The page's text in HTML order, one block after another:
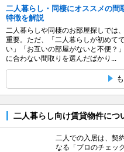
二人暮らし・同棲にオススメの間
特徴を解説
二人暮らしや同棲のお部屋探しでは
重要。ただ、「二人暮らしが初めて
い」「お互いの部屋がないと不便？
に合わない間取りを選んだばかり...
二人暮らし向け賃貸物件につ
二人での入居は、契
なる「プロのチェッ